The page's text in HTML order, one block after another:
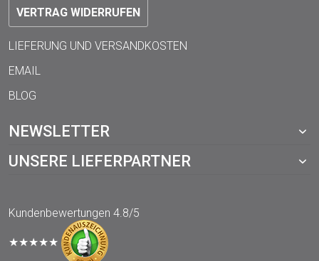
WIDERRUFSBELEHRUNG
VERTRAG WIDERRUFEN
BLOG
NEWSLETTER
Kundenbewertungen